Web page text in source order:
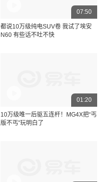
07:50
都说10万级纯电SUV卷 我试了埃安
N60 有些话不吐不快
01:20
10万级唯一后驱五连杆！MG4X把“丐
版不丐”玩明白了